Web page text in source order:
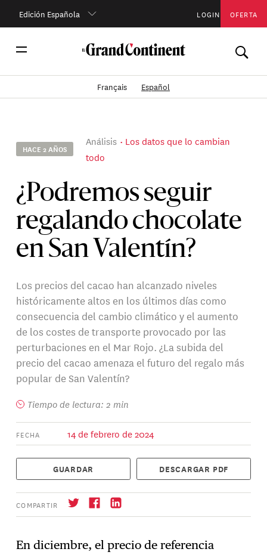
Edición Española LOGIN OFERTA
Français Español
HACE 2 AÑOS
Análisis
Los datos que lo cambian
todo
¿Podremos seguir
regalando chocolate
en San Valentín?
Los precios del cacao han alcanzado niveles
históricamente altos en los últimos días como
consecuencia del cambio climático y el aumento
de los costes de transporte provocado por las
perturbaciones en el Mar Rojo. ¿La subida del
precio del cacao amenaza el futuro del regalo más
popular de San Valentín?
Tiempo de lectura: 2 min
FECHA 14 de febrero de 2024
GUARDAR DESCARGAR PDF
COMPARTIR
En diciembre, el precio de referencia